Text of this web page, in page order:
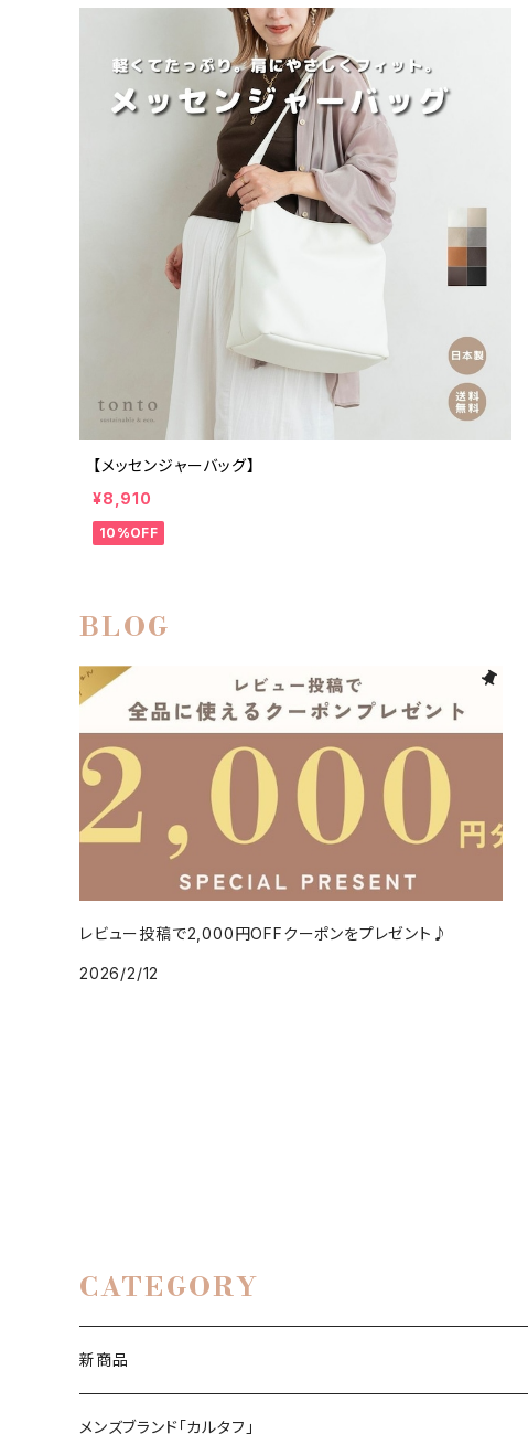
【メッセンジャーバッグ】
¥8,910
10%OFF
BLOG
レビュー投稿で2,000円OFFクーポンをプレゼント♪
2026/2/12
CATEGORY
新商品
メンズブランド「カルタフ」